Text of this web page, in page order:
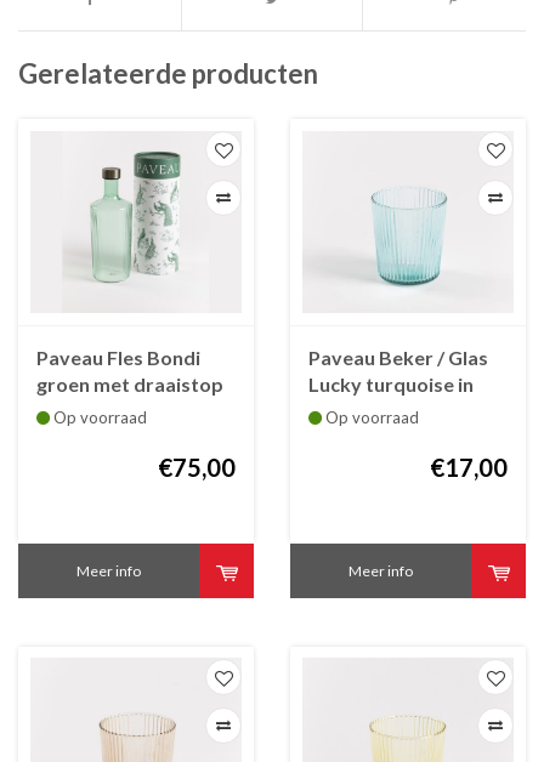
Gerelateerde producten
Paveau Fles Bondi
groen met draaistop
1.25 L
Op voorraad
€75,00
Meer info
Paveau Beker / Glas
Lucky turquoise in
borosylicaatglas
Op voorraad
€17,00
Meer info